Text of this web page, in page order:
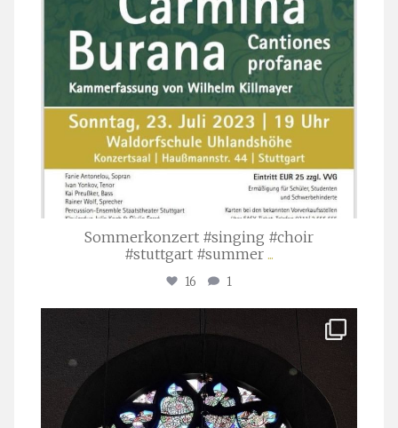
Sommerkonzert #singing #choir
#stuttgart #summer ...
16 1
Apr. 1